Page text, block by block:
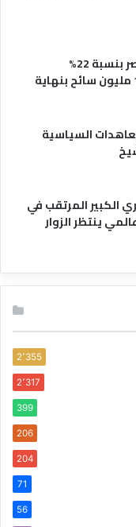
زيادة السياحة في مصر بنسبة 22%
والتوقعات تشير لـ 18 مليون سائح بنهاية
السياسية
الكبير المرتقب في
ينتظر الزوار
2٬355
2٬317
399
206
204
71
56